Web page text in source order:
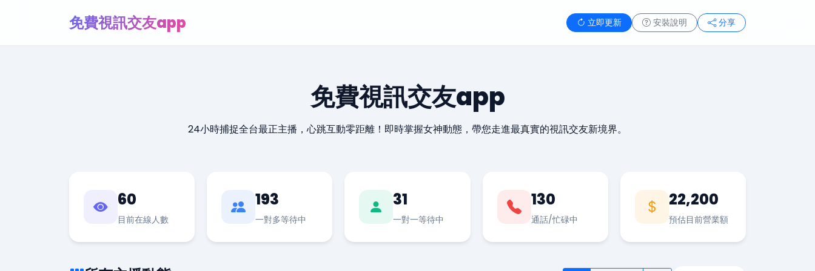
免費視訊交友app 立即更新 安裝說明 分享
免費視訊交友app
24小時捕捉全台最正主播，心跳互動零距離！即時掌握女神動態，帶您走進最真實的視訊交友新境界。
60
目前在線人數
193
一對多等待中
31
一對一等待中
130
通話/忙碌中
22,200
預估目前營業額